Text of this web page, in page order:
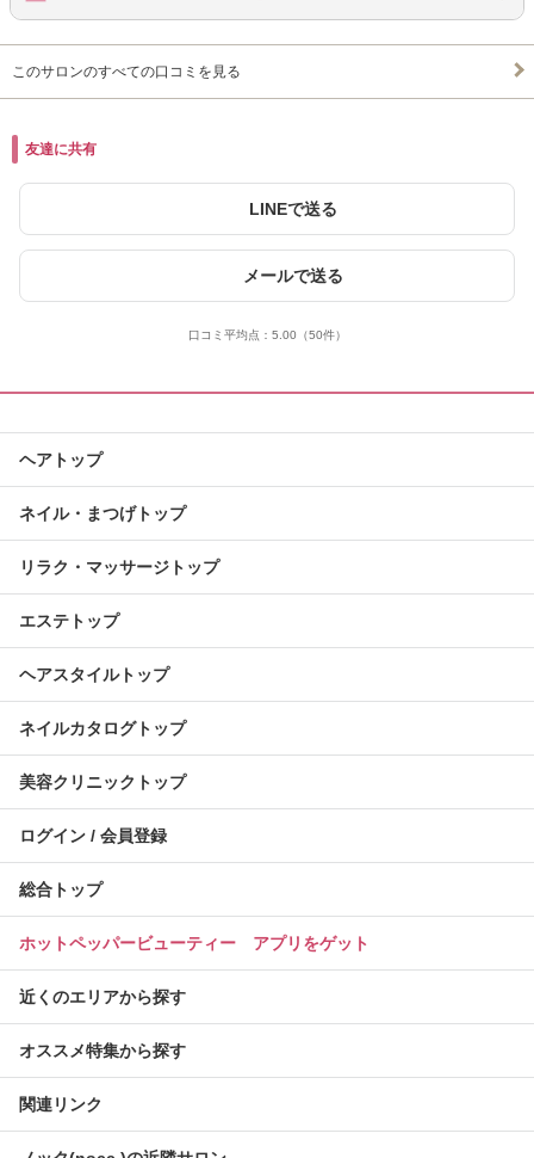
このサロンのすべての口コミを見る
友達に共有
LINEで送る
メールで送る
口コミ平均点： 5.00 （50件）
ヘアトップ
ネイル・まつげトップ
リラク・マッサージトップ
エステトップ
ヘアスタイルトップ
ネイルカタログトップ
美容クリニックトップ
ログイン / 会員登録
総合トップ
ホットペッパービューティー アプリをゲット
近くのエリアから探す
オススメ特集から探す
関連リンク